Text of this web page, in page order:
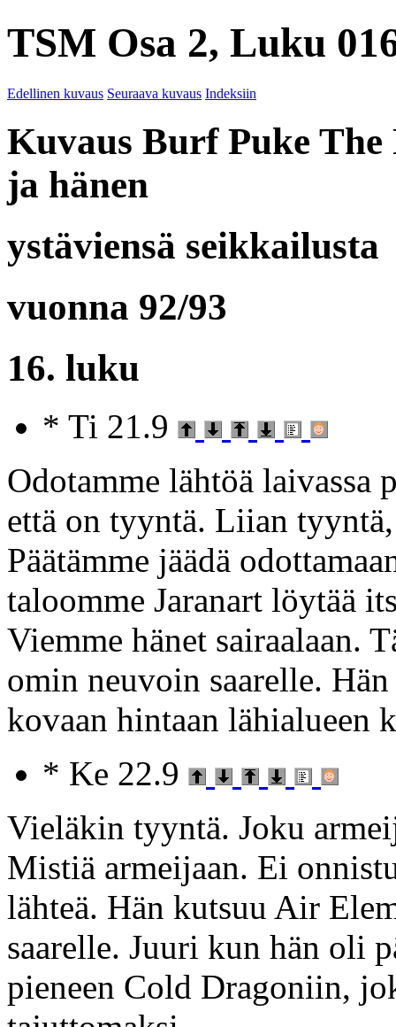
TSM Osa 2, Luku
Edellinen kuvaus Seuraava kuvaus Indeksiin
Kuvaus Burf Puke
ja hänen
ystäviensä seikkailusta
vuonna 92/93
16. luku
* Ti 21.9
Odotamme lähtöä laivassa
että on tyyntä. Liian
Päätämme jäädä
taloomme Jaranart löytää
Viemme hänet sairaalaan.
omin neuvoin saarelle.
kovaan hintaan lähialueen
* Ke 22.9
Vieläkin tyyntä. Joku
Mistiä armeijaan. Ei
lähteä. Hän kutsuu Air
saarelle. Juuri kun hän oli
pieneen Cold Dragoniin,